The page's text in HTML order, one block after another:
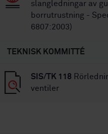
slangledningar av
borrutrustning -
6807:2003)
TEKNISK KOMMITTÉ
SIS/TK 118
ventiler